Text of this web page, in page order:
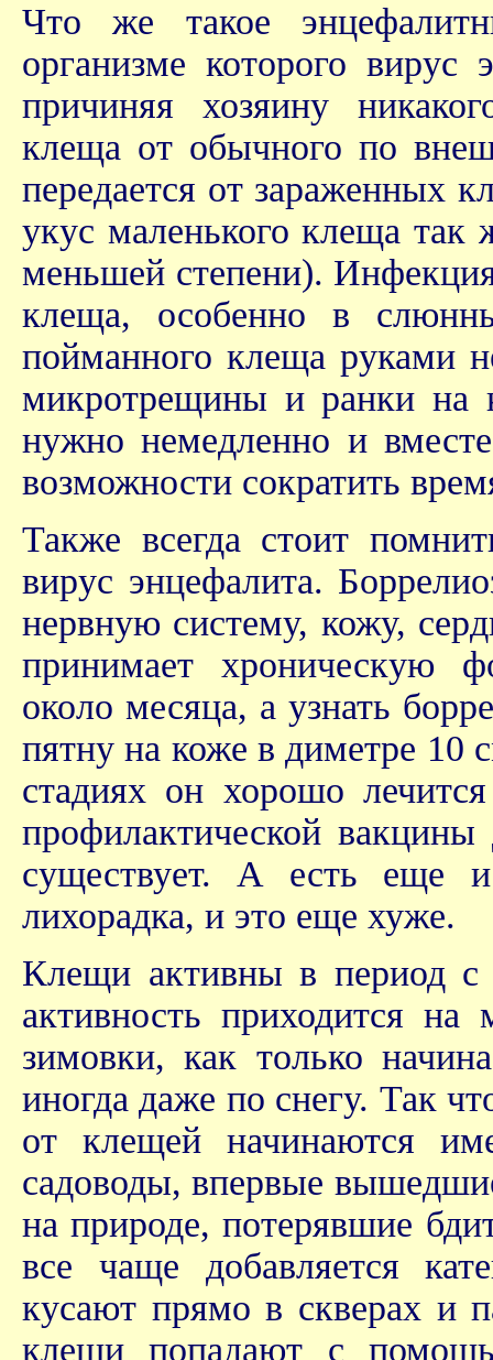
Что же такое
организме которого
причиняя хозяину
клеща от обычного по
передается от зараженных
укус маленького клеща так
меньшей степени).
клеща, особенно в
пойманного клеща руками
микротрещины и ранки на
нужно немедленно и
возможности сократить
Также всегда стоит
вирус энцефалита.
нервную систему, кожу,
принимает хроническую
около месяца, а узнать
пятну на коже в диметре 10
стадиях он хорошо
профилактической
существует. А есть еще и
лихорадка, и это еще хуже.
Клещи активны в период с
активность приходится
зимовки, как только
иногда даже по снегу. Так
от клещей начинаются
садоводы, впервые
на природе, потерявшие
все чаще добавляется
кусают прямо в скверах и
клещи попадают с